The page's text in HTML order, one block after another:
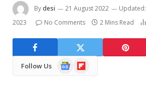
Bydesi 21 August 2022 Updated:
2023
No Comments 2 Mins Read
Follow Us
Google
News
Flipboard